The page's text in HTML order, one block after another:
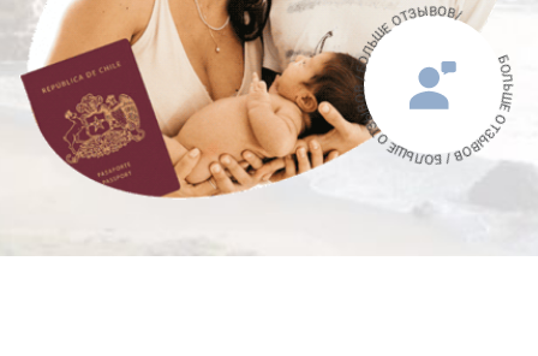
БОЛЬШЕ ОТЗЫВОВ / БОЛЬШЕ ОТЗЫВОВ / БОЛЬШЕ ОТЗЫВОВ/